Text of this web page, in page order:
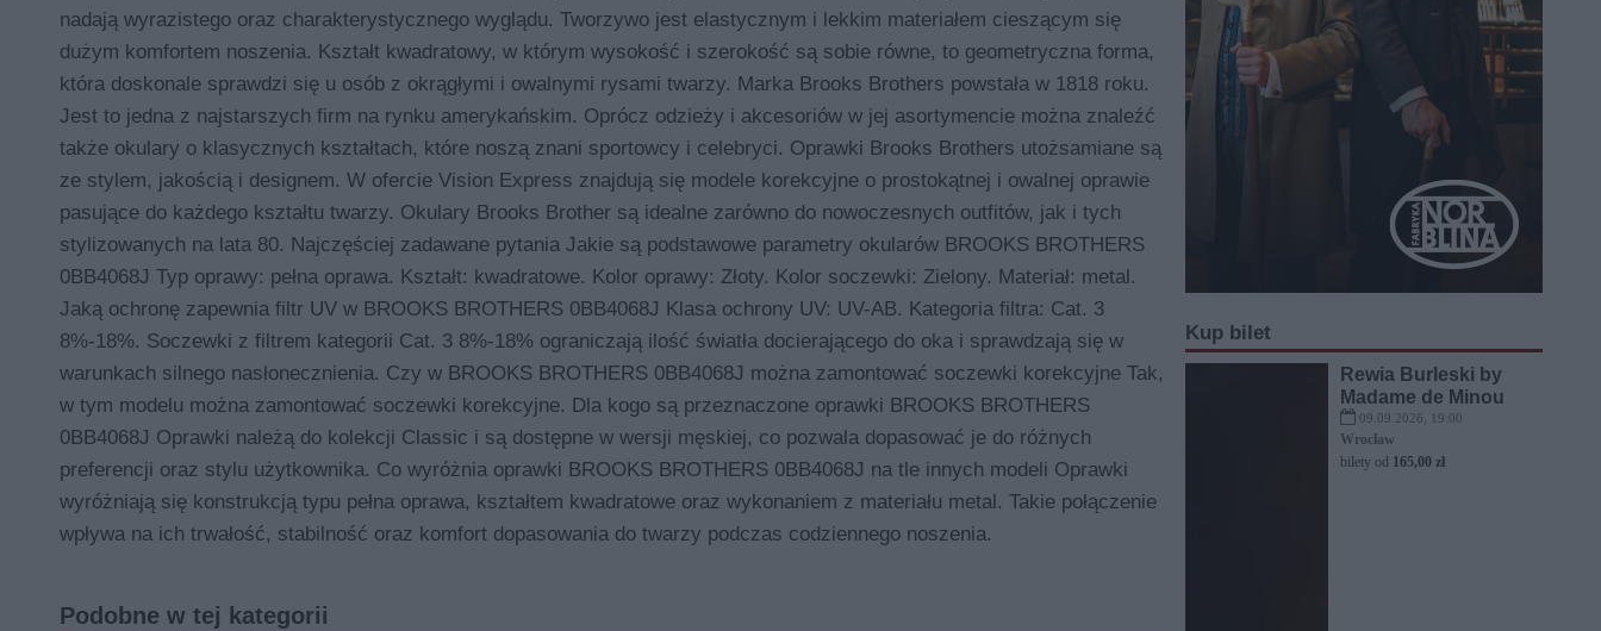
nadają wyrazistego oraz charakterystycznego wyglądu. Tworzywo jest elastycznym i lekkim materiałem cieszącym się
dużym komfortem noszenia. Kształt kwadratowy, w którym wysokość i szerokość są sobie równe, to geometryczna forma,
która doskonale sprawdzi się u osób z okrągłymi i owalnymi rysami twarzy. Marka Brooks Brothers powstała w 1818 roku.
Jest to jedna z najstarszych firm na rynku amerykańskim. Oprócz odzieży i akcesoriów w jej asortymencie można znaleźć
także okulary o klasycznych kształtach, które noszą znani sportowcy i celebryci. Oprawki Brooks Brothers utożsamiane są
ze stylem, jakością i designem. W ofercie Vision Express znajdują się modele korekcyjne o prostokątnej i owalnej oprawie
pasujące do każdego kształtu twarzy. Okulary Brooks Brother są idealne zarówno do nowoczesnych outfitów, jak i tych
stylizowanych na lata 80. Najczęściej zadawane pytania Jakie są podstawowe parametry okularów BROOKS BROTHERS
0BB4068J Typ oprawy: pełna oprawa. Kształt: kwadratowe. Kolor oprawy: Złoty. Kolor soczewki: Zielony. Materiał: metal.
Jaką ochronę zapewnia filtr UV w BROOKS BROTHERS 0BB4068J Klasa ochrony UV: UV-AB. Kategoria filtra: Cat. 3
8%-18%. Soczewki z filtrem kategorii Cat. 3 8%-18% ograniczają ilość światła docierającego do oka i sprawdzają się w
warunkach silnego nasłonecznienia. Czy w BROOKS BROTHERS 0BB4068J można zamontować soczewki korekcyjne Tak,
w tym modelu można zamontować soczewki korekcyjne. Dla kogo są przeznaczone oprawki BROOKS BROTHERS
0BB4068J Oprawki należą do kolekcji Classic i są dostępne w wersji męskiej, co pozwala dopasować je do różnych
preferencji oraz stylu użytkownika. Co wyróżnia oprawki BROOKS BROTHERS 0BB4068J na tle innych modeli Oprawki
wyróżniają się konstrukcją typu pełna oprawa, kształtem kwadratowe oraz wykonaniem z materiału metal. Takie połączenie
wpływa na ich trwałość, stabilność oraz komfort dopasowania do twarzy podczas codziennego noszenia.
Podobne w tej kategorii
Kup bilet
Rewia Burleski by
Madame de Minou
09.09.2026, 19:00
Wrocław
bilety od 165,00 zł